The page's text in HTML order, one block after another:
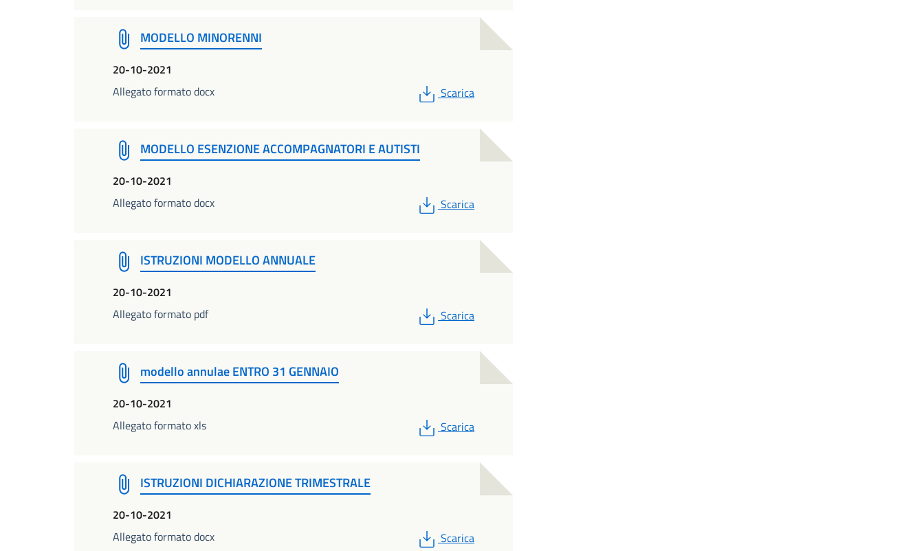
MODELLO MINORENNI
20-10-2021
Allegato formato docx
PDF
Scarica
MODELLO ESENZIONE ACCOMPAGNATORI E AUTISTI
20-10-2021
Allegato formato docx
PDF
Scarica
ISTRUZIONI MODELLO ANNUALE
20-10-2021
Allegato formato pdf
PDF
Scarica
modello annulae ENTRO 31 GENNAIO
20-10-2021
Allegato formato xls
PDF
Scarica
ISTRUZIONI DICHIARAZIONE TRIMESTRALE
20-10-2021
Allegato formato docx
PDF
Scarica